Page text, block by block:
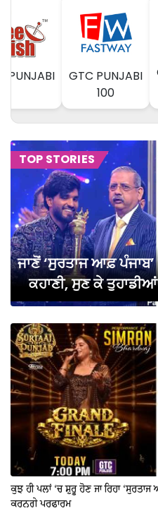
GTC PUNJABI
100
TOP STORIES
ਜਾਣੋਂ ‘ਸੁਰਤਾਜ ਆਫ਼
ਕਹਾਣੀ, ਸੁਣ ਕੇ
ਕੁਝ ਹੀ ਪਲਾਂ ‘ਚ ਸ਼ੁਰੂ ਹੋਣ ਜਾ ਰਿਹਾ
ਕਰਨਗੇ ਪਰਫਾਰਮ